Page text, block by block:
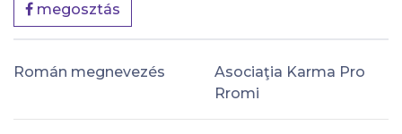
megosztás
Román megnevezés
Asociaţia Karma Pro
Rromi